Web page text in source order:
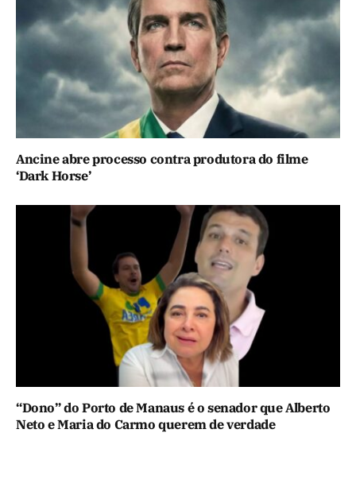
Ancine abre processo contra produtora do filme
‘Dark Horse’
“Dono” do Porto de Manaus é o senador que Alberto
Neto e Maria do Carmo querem de verdade